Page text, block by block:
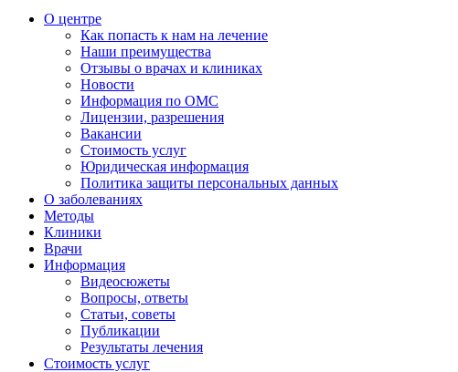
О центре
Как попасть к нам на лечение
Наши преимущества
Отзывы о врачах и клиниках
Новости
Информация по ОМС
Лицензии, разрешения
Вакансии
Стоимость услуг
Юридическая информация
Политика защиты персональных данных
О заболеваниях
Методы
Клиники
Врачи
Информация
Видеосюжеты
Вопросы, ответы
Статьи, советы
Публикации
Результаты лечения
Стоимость услуг